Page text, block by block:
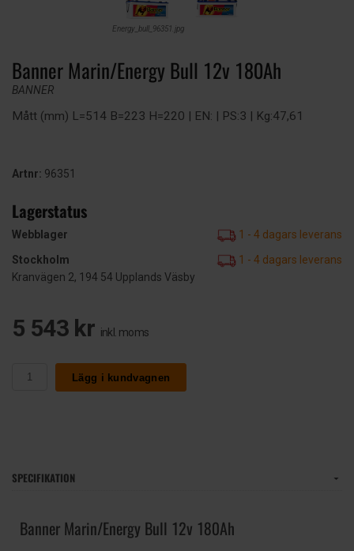
Energy_bull_96351.jpg
Banner Marin/Energy Bull 12v 180Ah
BANNER
Mått (mm) L=514 B=223 H=220 | EN: | PS:3 | Kg:47,61
Artnr: 96351
Lagerstatus
Webblager
1 - 4 dagars leverans
Stockholm
1 - 4 dagars leverans
Kranvägen 2, 194 54 Upplands Väsby
5 543 kr inkl. moms
Lägg i kundvagnen
SPECIFIKATION
Banner Marin/Energy Bull 12v 180Ah